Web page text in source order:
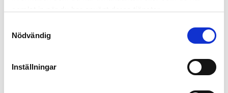
Nödvändig
Inställningar
klimatkompenserad och...